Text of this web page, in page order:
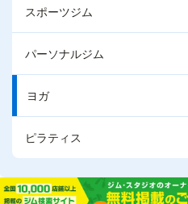
スポーツジム
パーソナルジム
ヨガ
ピラティス